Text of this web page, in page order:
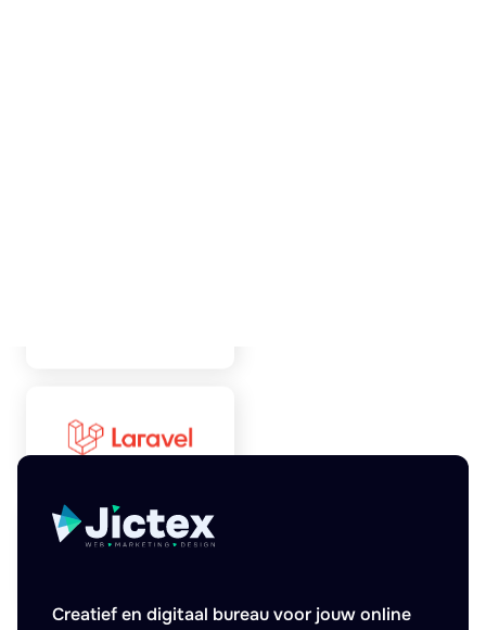
Creatief en digitaal bureau voor jouw online